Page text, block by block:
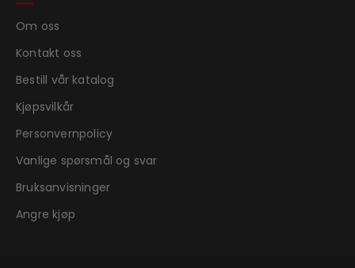
Om oss
Kontakt oss
Bestill vår katalog
Kjøpsvilkår
Personvernpolicy
Vanlige spørsmål og svar
Bruksanvisninger
Angre kjøp